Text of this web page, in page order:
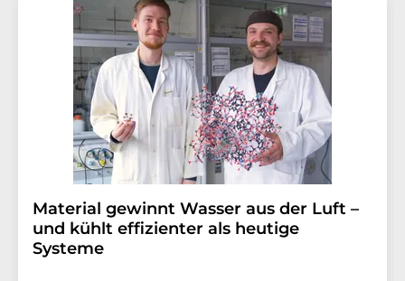
Material gewinnt Wasser aus der Luft –
und kühlt effizienter als heutige
Systeme